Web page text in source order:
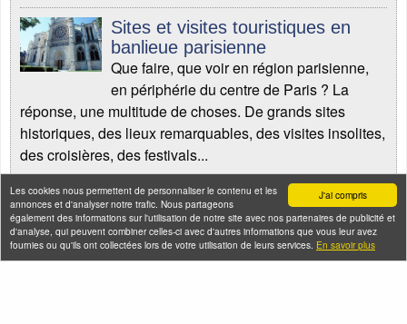
J'ai compris
Les cookies nous permettent de personnaliser le contenu et les
annonces et d'analyser notre trafic. Nous partageons
également des informations sur l'utilisation de notre site avec nos partenaires de publicité et
d'analyse, qui peuvent combiner celles-ci avec d'autres informations que vous leur avez
fournies ou qu'ils ont collectées lors de votre utilisation de leurs services. En savoir plus
Sites et visites touristiques en
banlieue parisienne
Que faire, que voir en région parisienne,
en périphérie du centre de Paris ? La
réponse, une multitude de choses. De grands sites
historiques, des lieux remarquables, des visites insolites,
des croisières, des festivals...
Kayak sur le canal de l'Ourcq et la
Marne cet été
Profitez de l'été pour faire du kayak sur le
canal de l'Ourcq et sur la Marne, tout l'été :